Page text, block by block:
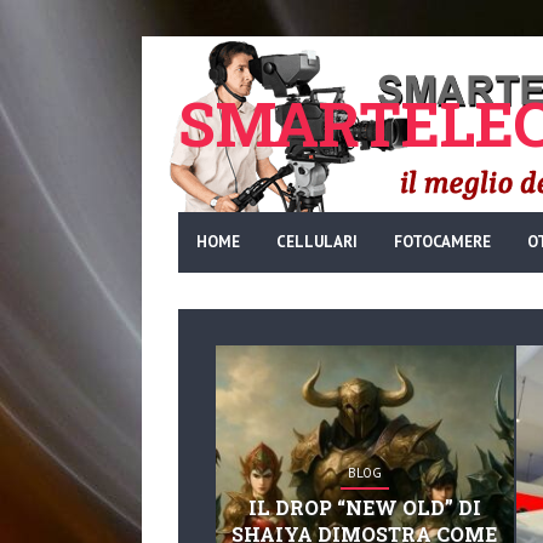
HOME CELLULARI FOTOCAMERE
BLOG
IL DROP “NEW OLD” DI
SHAIYA DIMOSTRA COME